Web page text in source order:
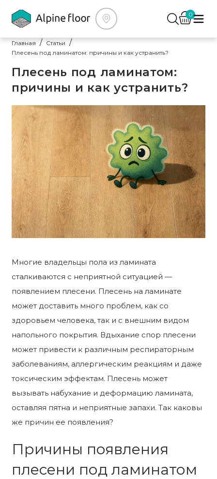
0
Главная
Статьи
Плесень под ламинатом: причины и как устранить?
Плесень под ламинатом:
причины и как устранить?
Многие владельцы пола из ламината
сталкиваются с неприятной ситуацией —
появлением плесени. Плесень на ламинате
может доставить много проблем, как со
здоровьем человека, так и с внешним видом
напольного покрытия. Вдыхание спор плесени
может привести к различным респираторным
заболеваниям, аллергическим реакциям и даже
токсическим эффектам. Плесень может
вызывать набухание и деформацию ламината,
оставляя пятна и неприятные запахи. Так каковы
же причин ее появления?
Причины появления
плесени под ламинатом